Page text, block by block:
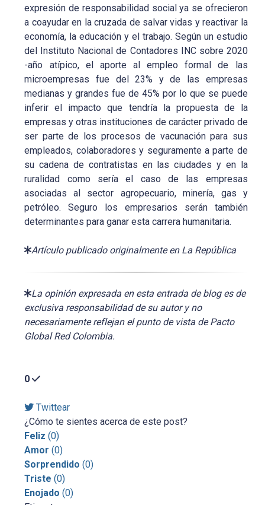
expresión de responsabilidad social ya se ofrecieron
a coayudar en la cruzada de salvar vidas y reactivar la
economía, la educación y el trabajo. Según un estudio
del Instituto Nacional de Contadores INC sobre 2020
-año atípico, el aporte al empleo formal de las
microempresas fue del 23% y de las empresas
medianas y grandes fue de 45% por lo que se puede
inferir el impacto que tendría la propuesta de la
empresas y otras instituciones de carácter privado de
ser parte de los procesos de vacunación para sus
empleados, colaboradores y seguramente a parte de
su cadena de contratistas en las ciudades y en la
ruralidad como sería el caso de las empresas
asociadas al sector agropecuario, minería, gas y
petróleo. Seguro los empresarios serán también
determinantes para ganar esta carrera humanitaria.
Artículo publicado originalmente en La República
La opinión expresada en esta entrada de blog es de
exclusiva responsabilidad de su autor y no
necesariamente reflejan el punto de vista de Pacto
Global Red Colombia.
0
Twittear
¿Cómo te sientes acerca de este post?
Feliz (0)
Amor (0)
Sorprendido (0)
Triste (0)
Enojado (0)